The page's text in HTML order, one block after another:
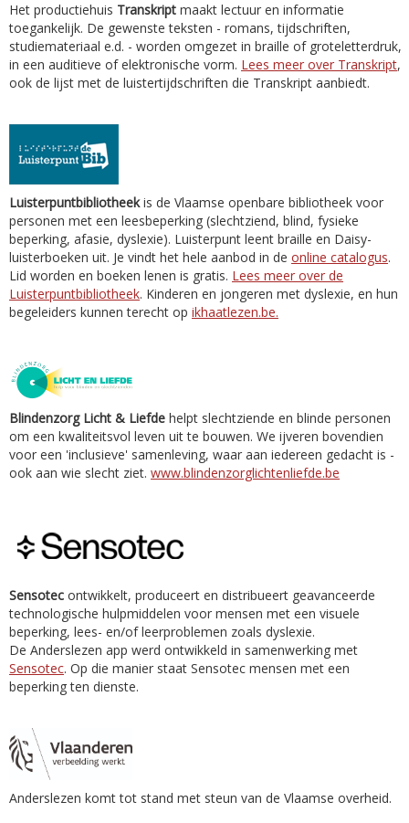
Het productiehuis Transkript maakt lectuur en informatie
toegankelijk. De gewenste teksten - romans, tijdschriften,
studiemateriaal e.d. - worden omgezet in braille of groteletterdruk,
in een auditieve of elektronische vorm. Lees meer over Transkript,
ook de lijst met de luistertijdschriften die Transkript aanbiedt.
Luisterpuntbibliotheekis de Vlaamse openbare bibliotheek voor
personen met een leesbeperking (slechtziend, blind, fysieke
beperking, afasie, dyslexie). Luisterpunt leent braille en Daisy-
luisterboeken uit. Je vindt het hele aanbod in de online catalogus.
Lid worden en boeken lenen is gratis. Lees meer over de
Luisterpuntbibliotheek. Kinderen en jongeren met dyslexie, en hun
begeleiders kunnen terecht op ikhaatlezen.be.
Blindenzorg Licht & Liefde helpt slechtziende en blinde personen
om een kwaliteitsvol leven uit te bouwen. We ijveren bovendien
voor een 'inclusieve' samenleving, waar aan iedereen gedacht is -
ook aan wie slecht ziet. www.blindenzorglichtenliefde.be
Sensotec ontwikkelt, produceert en distribueert geavanceerde
technologische hulpmiddelen voor mensen met een visuele
beperking, lees- en/of leerproblemen zoals dyslexie.
De Anderslezen app werd ontwikkeld in samenwerking met
Sensotec. Op die manier staat Sensotec mensen met een
beperking ten dienste.
Anderslezen komt tot stand met steun van de Vlaamse overheid.